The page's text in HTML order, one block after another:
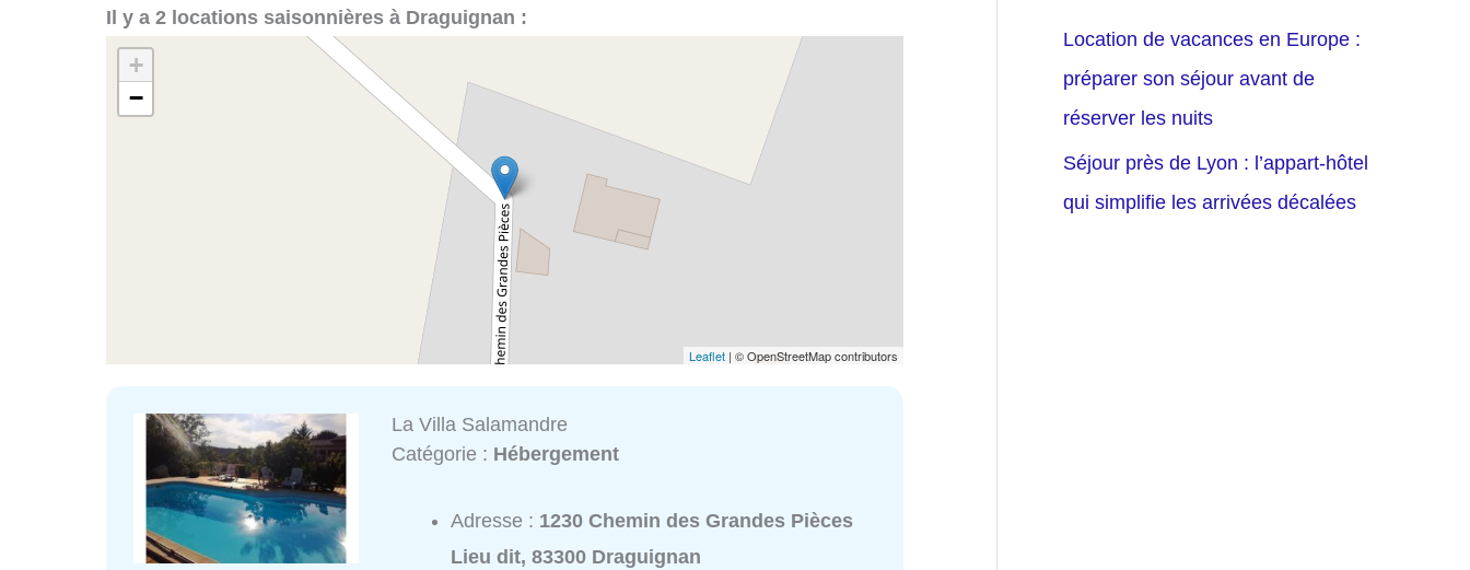
Il y a 2 locations saisonnières à Draguignan :
+
−
Leaflet | © OpenStreetMap contributors
La Villa Salamandre
Catégorie : Hébergement
Adresse : 1230 Chemin des Grandes Pièces
Lieu dit, 83300 Draguignan
Location de vacances en Europe :
préparer son séjour avant de
réserver les nuits
Séjour près de Lyon : l’appart-hôtel
qui simplifie les arrivées décalées